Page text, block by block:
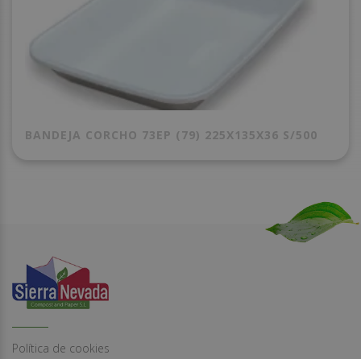
BANDEJA CORCHO 73EP (79) 225X135X36 S/500
Política de cookies